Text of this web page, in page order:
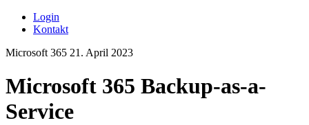
Login
Kontakt
Microsoft 365 21. April 2023
Microsoft 365 Backup-as-a-
Service